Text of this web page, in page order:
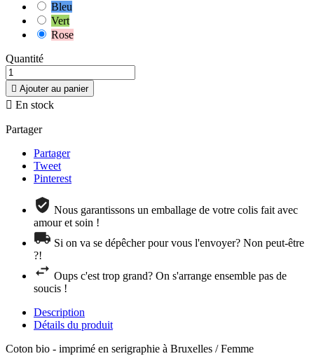
Bleu
Vert
Rose
Quantité
 Ajouter au panier
 En stock
Partager
Partager
Tweet
Pinterest
Nous garantissons un emballage de votre colis fait avec
amour et soin !
Si on va se dépêcher pour vous l'envoyer? Non peut-être
?!
Oups c'est trop grand? On s'arrange ensemble pas de
soucis !
Description
Détails du produit
Coton bio - imprimé en serigraphie à Bruxelles / Femme